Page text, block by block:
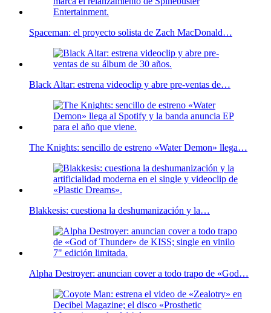
Spaceman: el proyecto solista de Zach MacDonald…
Black Altar: estrena videoclip y abre pre-ventas de…
The Knights: sencillo de estreno «Water Demon» llega…
Blakkesis: cuestiona la deshumanización y la…
Alpha Destroyer: anuncian cover a todo trapo de «God…